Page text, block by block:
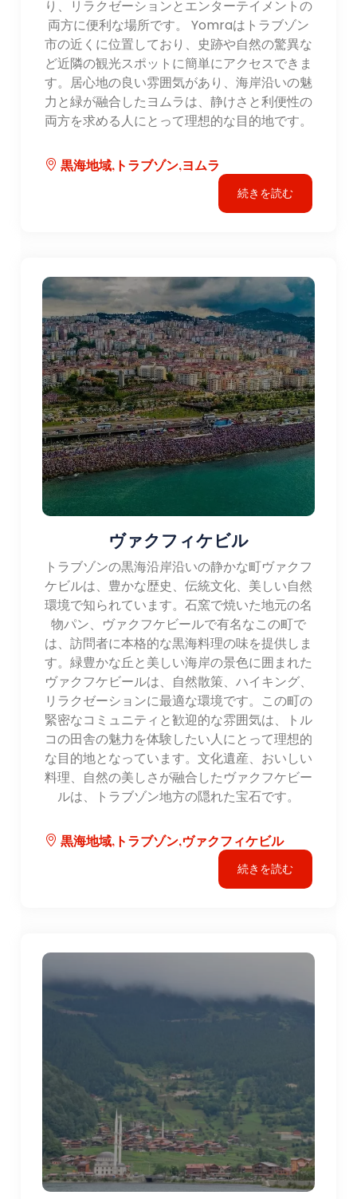
り、リラクゼーションとエンターテイメントの
両方に便利な場所です。 Yomraはトラブゾン
市の近くに位置しており、史跡や自然の驚異な
ど近隣の観光スポットに簡単にアクセスできま
す。居心地の良い雰囲気があり、海岸沿いの魅
力と緑が融合したヨムラは、静けさと利便性の
両方を求める人にとって理想的な目的地です。
黒海地域,トラブゾン,ヨムラ
続きを読む
ヴァクフィケビル
トラブゾンの黒海沿岸沿いの静かな町ヴァクフ
ケビルは、豊かな歴史、伝統文化、美しい自然
環境で知られています。石窯で焼いた地元の名
物パン、ヴァクフケビールで有名なこの町で
は、訪問者に本格的な黒海料理の味を提供しま
す。緑豊かな丘と美しい海岸の景色に囲まれた
ヴァクフケビールは、自然散策、ハイキング、
リラクゼーションに最適な環境です。この町の
緊密なコミュニティと歓迎的な雰囲気は、トル
コの田舎の魅力を体験したい人にとって理想的
な目的地となっています。文化遺産、おいしい
料理、自然の美しさが融合したヴァクフケビー
ルは、トラブゾン地方の隠れた宝石です。
黒海地域,トラブゾン,ヴァクフィケビル
続きを読む